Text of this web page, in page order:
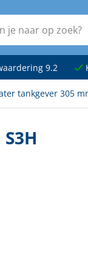
9.2
tankgever 305